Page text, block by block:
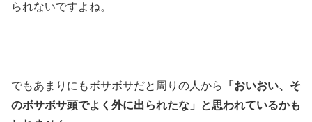
られないですよね。
でもあまりにもボサボサだと周りの人から
「おいおい、そ
のボサボサ頭でよく外に出られたな」と思われているかも